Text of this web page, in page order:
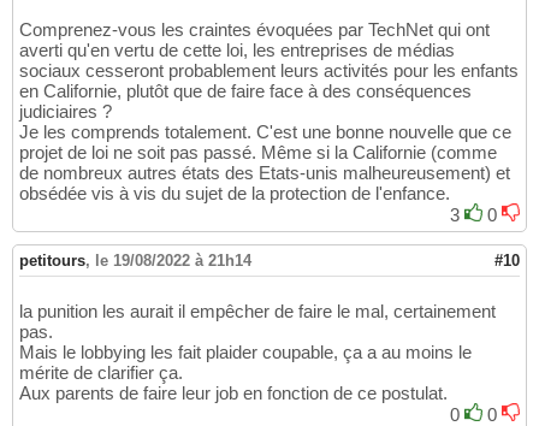
Comprenez-vous les craintes évoquées par TechNet qui ont
averti qu'en vertu de cette loi, les entreprises de médias
sociaux cesseront probablement leurs activités pour les enfants
en Californie, plutôt que de faire face à des conséquences
judiciaires ?
Je les comprends totalement. C'est une bonne nouvelle que ce
projet de loi ne soit pas passé. Même si la Californie (comme
de nombreux autres états des Etats-unis malheureusement) et
obsédée vis à vis du sujet de la protection de l'enfance.
3
0
petitours, le 19/08/2022 à 21h14 #10
la punition les aurait il empêcher de faire le mal, certainement
pas.
Mais le lobbying les fait plaider coupable, ça a au moins le
mérite de clarifier ça.
Aux parents de faire leur job en fonction de ce postulat.
0
0